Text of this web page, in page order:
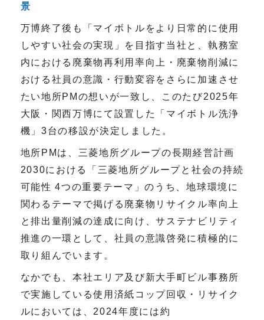
景
万博終了後も「マイボトルをより日常的に使用
しやすい社会の実現」を目指す当社と、執務室
内における廃棄物再利用率向上・廃棄物削減に
おける社員の意識・行動変容をさらに加速させ
たい地所PMの想いが一致し、このたび2025年
大阪・関西万博にて設置した「マイボトル洗浄
機」3台の移設が決定しました。
地所PMは、三菱地所グループの長期経営計画
2030における「三菱地所グループと社会の持続
可能性 4つの重要テーマ」のうち、地球環境に
関わるテーマで掲げる廃棄物リサイクル率向上
と排出量削減の達成に向け、サステナビリティ
推進の一環として、社員の意識啓発に積極的に
取り組んでいます。
なかでも、本社エリア及び新大手町ビル事務所
で実施している使用済紙コップ回収・リサイク
ルにおいては、2024年度には約